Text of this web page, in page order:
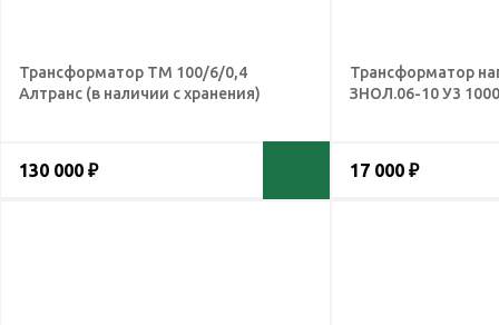
Трансформатор ТМ 100/6/0,4
Алтранс (в наличии с хранения)
130 000 ₽
Трансформатор
ЗНОЛ.06-10 У3
17 000 ₽